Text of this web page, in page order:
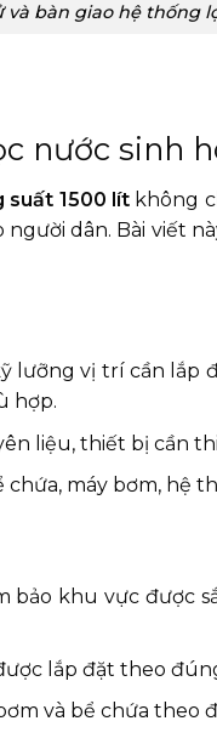
và bàn giao hệ thống
nước sinh
suất 1500 lít không
dân. Bài viết
lưỡng vị trí cần
hợp.
liệu, thiết bị cần
máy bơm, hệ
bảo khu vực được
lắp đặt theo
và bể chứa theo